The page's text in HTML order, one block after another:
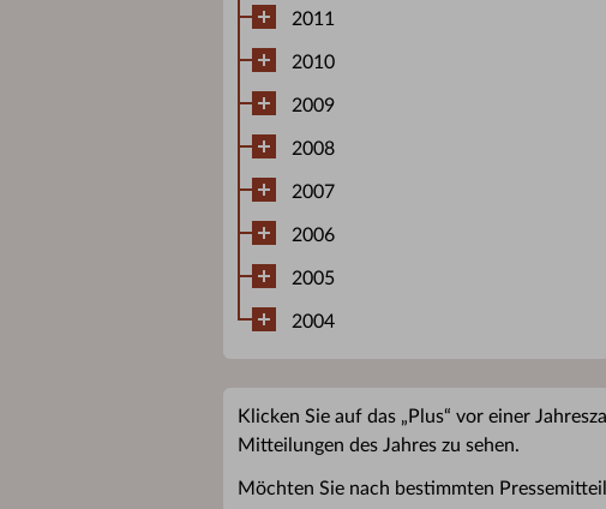
2011
2010
2009
2008
2007
2006
2005
2004
Klicken Sie auf das „Plus“ vor einer
Mitteilungen des Jahres zu sehen.
Möchten Sie nach bestimmten